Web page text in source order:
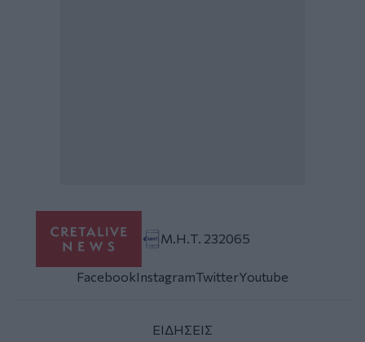
Μ.Η.Τ. 232065
FacebookInstagramTwitterYoutube
ΕΙΔΗΣΕΙΣ